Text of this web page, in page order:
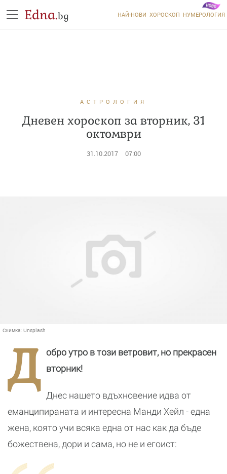
Edna.bg НАЙ-НОВИ ХОРОСКОП НУМЕРОЛОГИЯ
АСТРОЛОГИЯ
Дневен хороскоп за вторник, 31
октомври
31.10.2017 07:00
Снимка: Unsplash
Д
обро утро в този ветровит, но прекрасен
вторник!
Днес нашето вдъхновение идва от
еманципираната и интересна Манди Хейл - една
жена, която учи всяка една от нас как да бъде
божествена, дори и сама, но не и егоист: